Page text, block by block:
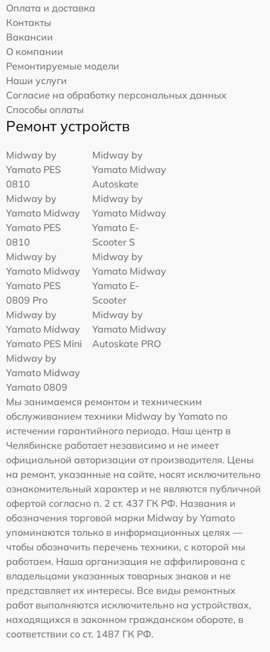
Оплата и доставка
Контакты
Вакансии
О компании
Ремонтируемые модели
Наши услуги
Согласие на обработку персональных данных
Способы оплаты
Ремонт устройств
Midway by
Yamato PES
0810
Midway by
Yamato Midway
Autoskate
Midway by
Yamato Midway
Yamato PES
0810
Midway by
Yamato Midway
Yamato E-
Scooter S
Midway by
Yamato Midway
Yamato PES
0809 Pro
Midway by
Yamato Midway
Yamato E-
Scooter
Midway by
Yamato Midway
Yamato PES Mini
Midway by
Yamato Midway
Autoskate PRO
Midway by
Yamato Midway
Yamato 0809
Мы занимаемся ремонтом и техническим
обслуживанием техники Midway by Yamato по
истечении гарантийного периода. Наш центр в
Челябинске работает независимо и не имеет
официальной авторизации от производителя. Цены
на ремонт, указанные на сайте, носят исключительно
ознакомительный характер и не являются публичной
офертой согласно п. 2 ст. 437 ГК РФ. Названия и
обозначения торговой марки Midway by Yamato
упоминаются только в информационных целях —
чтобы обозначить перечень техники, с которой мы
работаем. Наша организация не аффилирована с
владельцами указанных товарных знаков и не
представляет их интересы. Все виды ремонтных
работ выполняются исключительно на устройствах,
находящихся в законном гражданском обороте, в
соответствии со ст. 1487 ГК РФ.